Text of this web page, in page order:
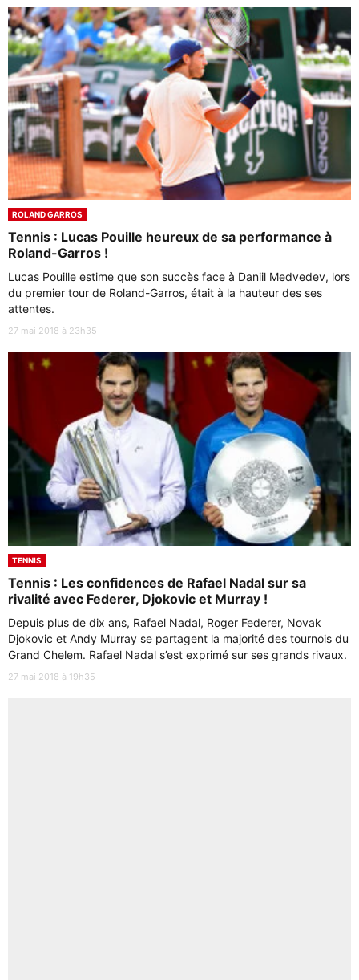
ROLAND GARROS
Tennis : Lucas Pouille heureux de sa performance à
Roland-Garros !
Lucas Pouille estime que son succès face à Daniil Medvedev, lors
du premier tour de Roland-Garros, était à la hauteur des ses
attentes.
27 mai 2018 à 23h35
TENNIS
Tennis : Les confidences de Rafael Nadal sur sa
rivalité avec Federer, Djokovic et Murray !
Depuis plus de dix ans, Rafael Nadal, Roger Federer, Novak
Djokovic et Andy Murray se partagent la majorité des tournois du
Grand Chelem. Rafael Nadal s’est exprimé sur ses grands rivaux.
27 mai 2018 à 19h35